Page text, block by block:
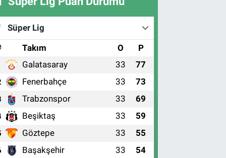
Süper Lig
Takım O P
Galatasaray 33 77
Fenerbahçe 33 73
Trabzonspor 33 69
Beşiktaş 33 59
Göztepe 33 55
Başakşehir 33 54